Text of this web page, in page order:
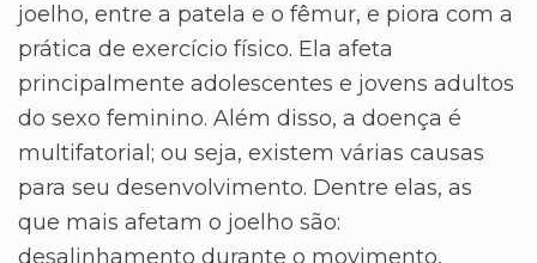
joelho, entre a patela e o fêmur, e piora com a
prática de exercício físico. Ela afeta
principalmente adolescentes e jovens adultos
do sexo feminino. Além disso, a doença é
multifatorial; ou seja, existem várias causas
para seu desenvolvimento. Dentre elas, as
que mais afetam o joelho são:
desalinhamento durante o movimento,